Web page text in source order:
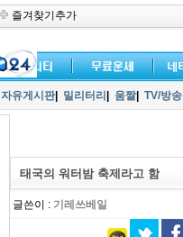
즐겨찾기추가
자유게시판| 밀리터리 움짤| TV/방송
태국의 워터밤 축제라고 함
글쓴이 : 기레쓰베일